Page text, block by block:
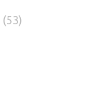
(53)